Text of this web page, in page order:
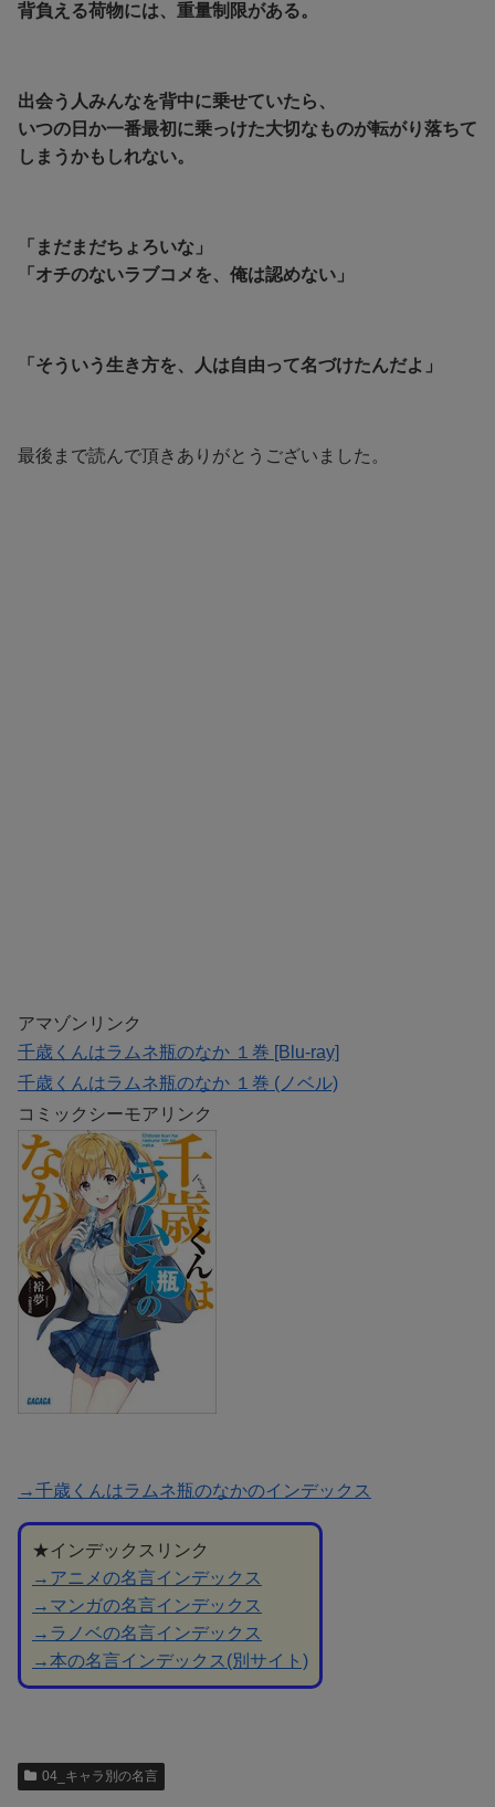
背負える荷物には、重量制限がある。
出会う人みんなを背中に乗せていたら、
いつの日か一番最初に乗っけた大切なものが転がり落ちて
しまうかもしれない。
「まだまだちょろいな」
「オチのないラブコメを、俺は認めない」
「そういう生き方を、人は自由って名づけたんだよ」
最後まで読んで頂きありがとうございました。
アマゾンリンク
千歳くんはラムネ瓶のなか １巻 [Blu-ray]
千歳くんはラムネ瓶のなか １巻 (ノベル)
コミックシーモアリンク
→千歳くんはラムネ瓶のなかのインデックス
★インデックスリンク
→アニメの名言インデックス
→マンガの名言インデックス
→ラノベの名言インデックス
→本の名言インデックス(別サイト)
04_キャラ別の名言